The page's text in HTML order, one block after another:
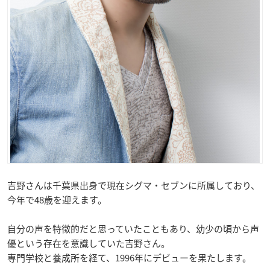
吉野さんは千葉県出身で現在シグマ・セブンに所属しており、
今年で48歳を迎えます。
自分の声を特徴的だと思っていたこともあり、幼少の頃から声
優という存在を意識していた吉野さん。
専門学校と養成所を経て、1996年にデビューを果たします。